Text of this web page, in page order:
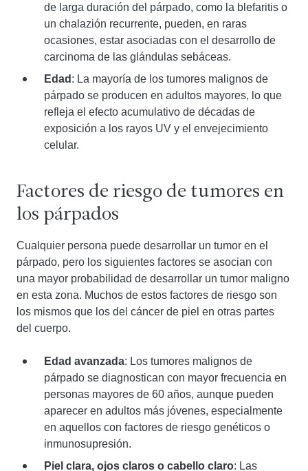
de larga duración del párpado, como la blefaritis o
un chalazión recurrente, pueden, en raras
ocasiones, estar asociadas con el desarrollo de
carcinoma de las glándulas sebáceas.
Edad : La mayoría de los tumores malignos de
párpado se producen en adultos mayores, lo que
refleja el efecto acumulativo de décadas de
exposición a los rayos UV y el envejecimiento
celular.
Factores de riesgo de tumores en
los párpados
Cualquier persona puede desarrollar un tumor en el
párpado, pero los siguientes factores se asocian con
una mayor probabilidad de desarrollar un tumor maligno
en esta zona. Muchos de estos factores de riesgo son
los mismos que los del cáncer de piel en otras partes
del cuerpo.
Edad avanzada: Los tumores malignos de
párpado se diagnostican con mayor frecuencia en
personas mayores de 60 años, aunque pueden
aparecer en adultos más jóvenes, especialmente
en aquellos con factores de riesgo genéticos o
inmunosupresión.
Piel clara, ojos claros o cabello claro: Las